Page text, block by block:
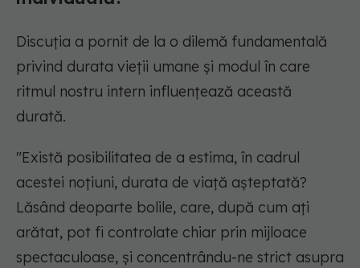
Discuția a pornit de la o dilemă fundamentală
privind durata vieții umane și modul în care
ritmul nostru intern influențează această
durată.
"Există posibilitatea de a estima, în cadrul
acestei noțiuni, durata de viață așteptată?
Lăsând deoparte bolile, care, după cum ați
arătat, pot fi controlate chiar prin mijloace
spectaculoase, și concentrându-ne strict asupra